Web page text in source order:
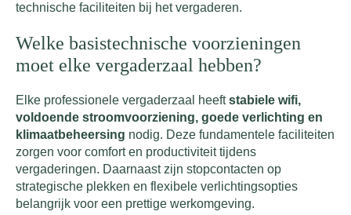
technische faciliteiten bij het vergaderen.
Welke basistechnische voorzieningen
moet elke vergaderzaal hebben?
Elke professionele vergaderzaal heeftstabiele wifi,
voldoende stroomvoorziening, goede verlichting en
klimaatbeheersing nodig. Deze fundamentele faciliteiten
zorgen voor comfort en productiviteit tijdens
vergaderingen. Daarnaast zijn stopcontacten op
strategische plekken en flexibele verlichtingsopties
belangrijk voor een prettige werkomgeving.